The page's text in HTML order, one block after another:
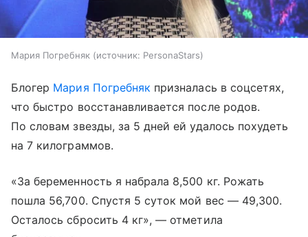
Мария Погребняк источник: PersonaStars
Блогер Мария Погребняк призналась в соцсетях,
что быстро восстанавливается после родов.
По словам звезды, за 5 дней ей удалось похудеть
на 7 килограммов.
«За беременность я набрала 8,500 кг. Рожать
пошла 56,700. Спустя 5 суток мой вес — 49,300.
Осталось сбросить 4 кг», — отметила